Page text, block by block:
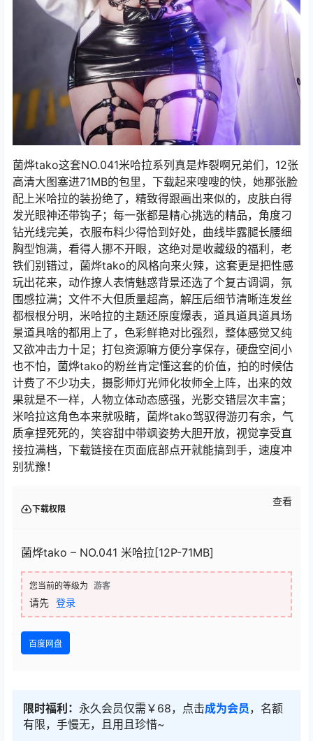
菌烨tako这套NO.041米哈拉系列真是炸裂啊兄弟们，12张
高清大图塞进71MB的包里，下载起来嗖嗖的快，她那张脸
配上米哈拉的装扮绝了，精致得跟画出来似的，皮肤白得
发光眼神还带钩子；每一张都是精心挑选的精品，角度刁
钻光线完美，衣服布料少得恰到好处，曲线毕露腿长腰细
胸型饱满，看得人挪不开眼，这绝对是收藏级的福利，老
铁们别错过，菌烨tako的风格向来火辣，这套更是把性感
玩出花来，动作撩人表情魅惑背景还选了个复古调调，氛
围感拉满；文件不大但质量超高，解压后细节清晰连发丝
都根根分明，米哈拉的主题还原度爆表，道具道具道具场
景道具啥的都用上了，色彩鲜艳对比强烈，整体感觉又纯
又欲冲击力十足；打包资源嘛方便分享保存，硬盘空间小
也不怕，菌烨tako的粉丝肯定懂这套的价值，拍的时候估
计费了不少功夫，摄影师灯光师化妆师全上阵，出来的效
果就是不一样，人物立体动态感强，光影交错层次丰富；
米哈拉这角色本来就吸睛，菌烨tako驾驭得游刃有余，气
质拿捏死死的，笑容甜中带飒姿势大胆开放，视觉享受直
接拉满档，下载链接在页面底部点开就能搞到手，速度冲
别犹豫！
下载权限
查看
菌烨tako – NO.041 米哈拉[12P-71MB]
您当前的等级为 游客
请先 登录
百度网盘
限时福利： 永久会员仅需￥68，点击成为会员 ，名额
有限，手慢无，且用且珍惜~